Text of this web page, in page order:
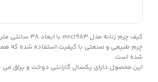
شده است.
این محصول دارای یکسال گارانتی دوخت و یراق می